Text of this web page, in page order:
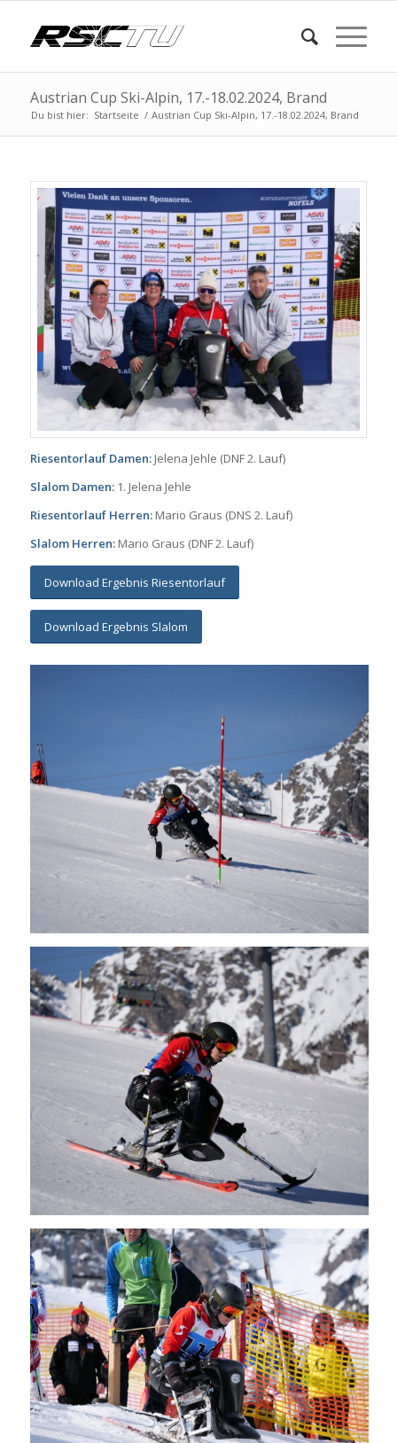
Austrian Cup Ski-Alpin, 17.-18.02.2024, Brand
Du bist hier: Startseite / Austrian Cup Ski-Alpin, 17.-18.02.2024, Brand
Riesentorlauf Damen:Jelena Jehle (DNF 2. Lauf)
Slalom Damen:1. Jelena Jehle
Riesentorlauf Herren:Mario Graus (DNS 2. Lauf)
Slalom Herren:Mario Graus (DNF 2. Lauf)
Download Ergebnis Riesentorlauf
Download Ergebnis Slalom